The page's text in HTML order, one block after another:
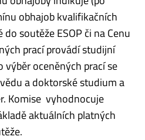
obhajob kvalifikačních
soutěže ESOP či na Cenu
prací provádí studijní
výběr oceněných prací se
a doktorské studium a
Komise vyhodnocuje
aktuálních platných